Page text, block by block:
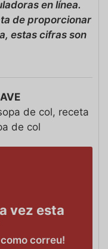
en línea.
de proporcionar
estas cifras son
de col, receta
de col
vez esta
como correu!